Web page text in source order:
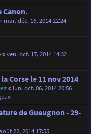
mar. déc. 16, 2014 22:24
« ven. oct. 17, 2014 14:32
Corse le 11 nov 2014
« lun. oct. 06, 2014 20:56
de Gueugnon - 29-
22, 2014 17:55